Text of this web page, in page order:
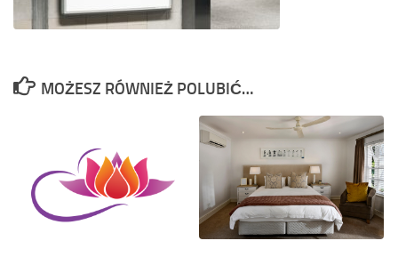
MOŻESZ RÓWNIEŻ POLUBIĆ…